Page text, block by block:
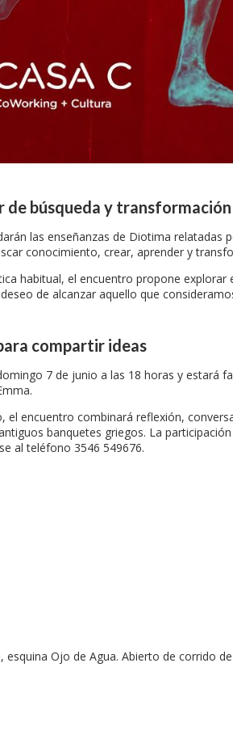
de búsqueda y transformación
las enseñanzas de Diotima
conocimiento, crear, aprender y
habitual, el encuentro propone
de alcanzar aquello que
compartir ideas
7 de junio a las 18 horas y estará
el encuentro combinará reflexión,
banquetes griegos. La
al teléfono 3546 549676.
esquina Ojo de Agua. Abierto de corrido